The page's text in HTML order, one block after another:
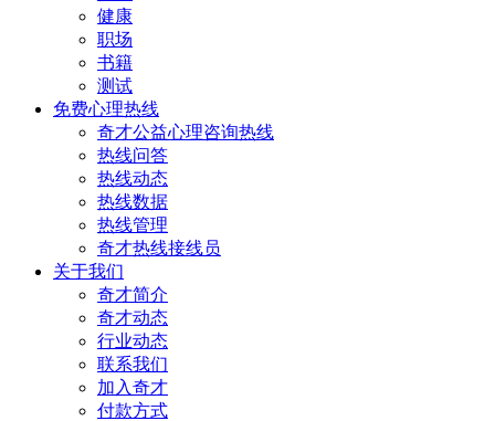
健康
职场
书籍
测试
免费心理热线
奇才公益心理咨询热线
热线问答
热线动态
热线数据
热线管理
奇才热线接线员
关于我们
奇才简介
奇才动态
行业动态
联系我们
加入奇才
付款方式